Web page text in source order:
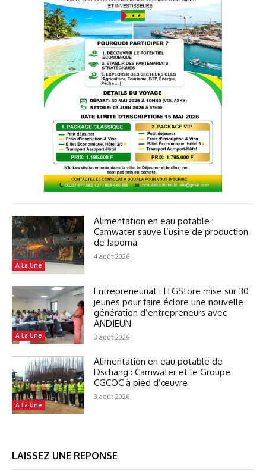
A La Une
Alimentation en eau potable :
Camwater sauve l’usine de production
de Japoma
4 août 2026
A La Une
Entrepreneuriat : ITGStore mise sur 30
jeunes pour faire éclore une nouvelle
génération d’entrepreneurs avec
ANDJEUN
3 août 2026
A La Une
Alimentation en eau potable de
Dschang : Camwater et le Groupe
CGCOC à pied d’œuvre
3 août 2026
LAISSEZ UNE REPONSE